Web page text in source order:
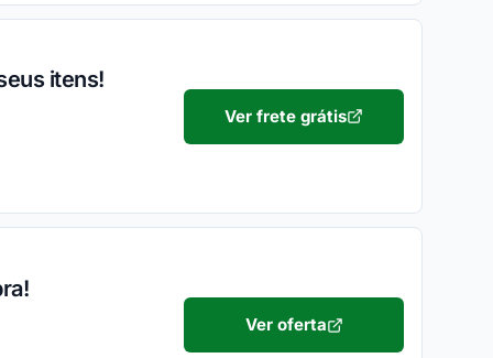
itens!
Ver frete grátis
Ver oferta